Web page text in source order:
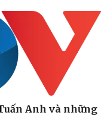
Anh và những